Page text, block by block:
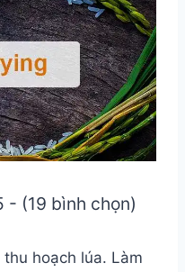
- (19 bình chọn)
hoạch lúa. Làm